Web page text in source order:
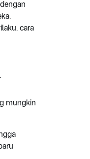
cara
mungkin